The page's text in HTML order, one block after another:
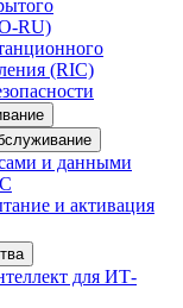
RU)
(RIC)
и данными
и активация
для ИТ-